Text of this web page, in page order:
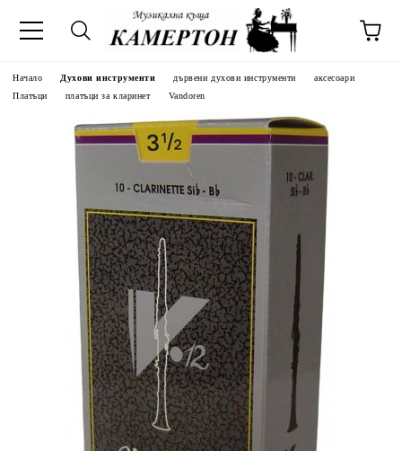
Начало Духови инструменти дървени духови инструменти
аксесоари
Платъци
платъци за кларинет Vandoren